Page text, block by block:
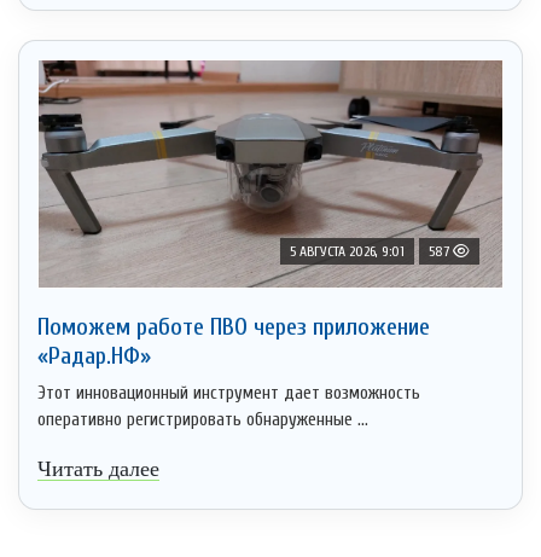
5 АВГУСТА 2026, 9:01 587
Поможем работе ПВО через приложение
«Радар.НФ»
Этот инновационный инструмент дает возможность
оперативно регистрировать обнаруженные ...
Читать далее